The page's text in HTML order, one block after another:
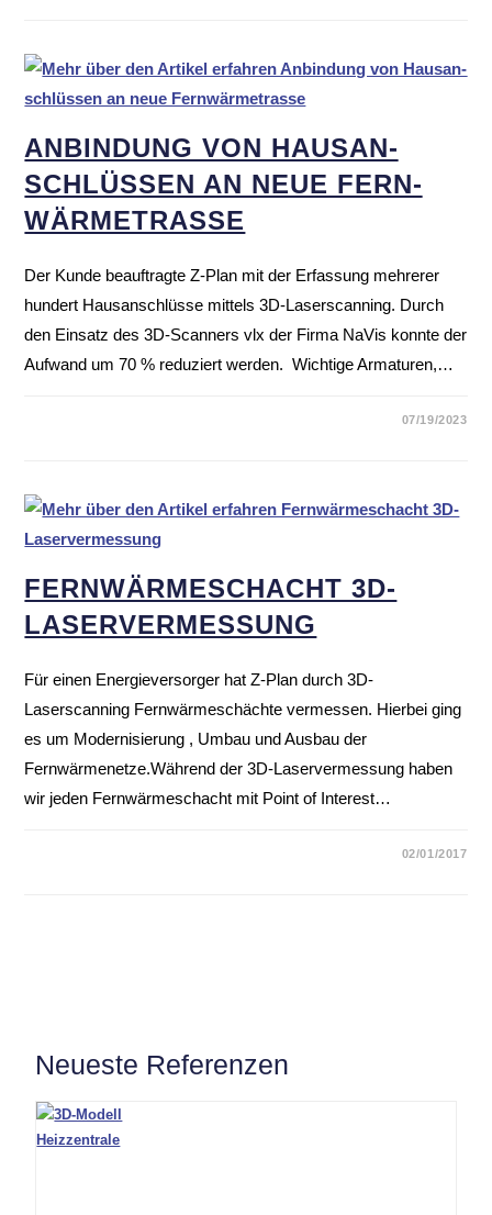
ANBIN­DUNG VON HAUS­AN­
SCHLÜSSEN AN NEUE FERN­
WÄR­ME­TRASSE
Der Kunde beauftragte Z-Plan mit der Erfassung mehrerer
hundert Hausanschlüsse mittels 3D-Laserscanning. Durch
den Einsatz des 3D-Scanners vlx der Firma NaVis konnte der
Aufwand um 70 % reduziert werden. Wichtige Armaturen,…
07/19/2023
FERN­WÄRME­SCHACHT 3D-
LASER­VER­MESSUNG
Für einen Energieversorger hat Z-Plan durch 3D-
Laserscanning Fernwärmeschächte vermessen. Hierbei ging
es um Modernisierung , Umbau und Ausbau der
Fernwärmenetze.Während der 3D-Laservermessung haben
wir jeden Fernwärmeschacht mit Point of Interest…
02/01/2017
Neueste Referenzen